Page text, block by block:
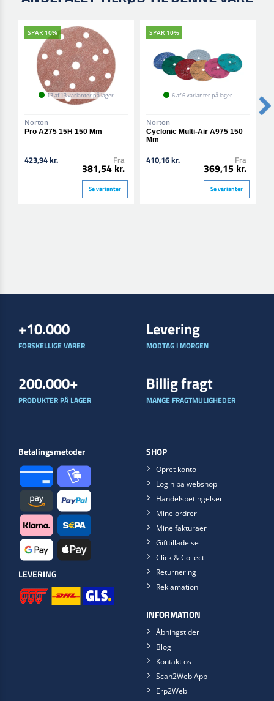
SPAR 10%
13 af 13 varianter på lager
Norton
Pro A275 15H 150 Mm
423,94 kr. Fra
381,54 kr.
Se varianter
SPAR 10%
6 af 6 varianter på lager
Norton
Cyclonic Multi-Air A975 150
Mm
410,16 kr. Fra
369,15 kr.
Se varianter
+10.000
FORSKELLIGE VARER
Levering
MODTAG I MORGEN
200.000+
PRODUKTER PÅ LAGER
Billig fragt
MANGE FRAGTMULIGHEDER
Betalingsmetoder
LEVERING
SHOP
Opret konto
Login på webshop
Handelsbetingelser
Mine ordrer
Mine fakturaer
Gifttilladelse
Click & Collect
Returnering
Reklamation
INFORMATION
Åbningstider
Blog
Kontakt os
Scan2Web App
Erp2Web